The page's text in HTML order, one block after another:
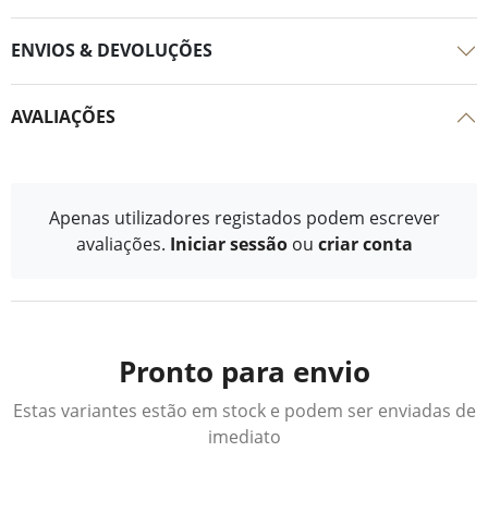
ENVIOS & DEVOLUÇÕES
AVALIAÇÕES
Apenas utilizadores registados podem escrever
avaliações. Iniciar sessão ou criar conta
Pronto para envio
Estas variantes estão em stock e podem ser enviadas de
imediato